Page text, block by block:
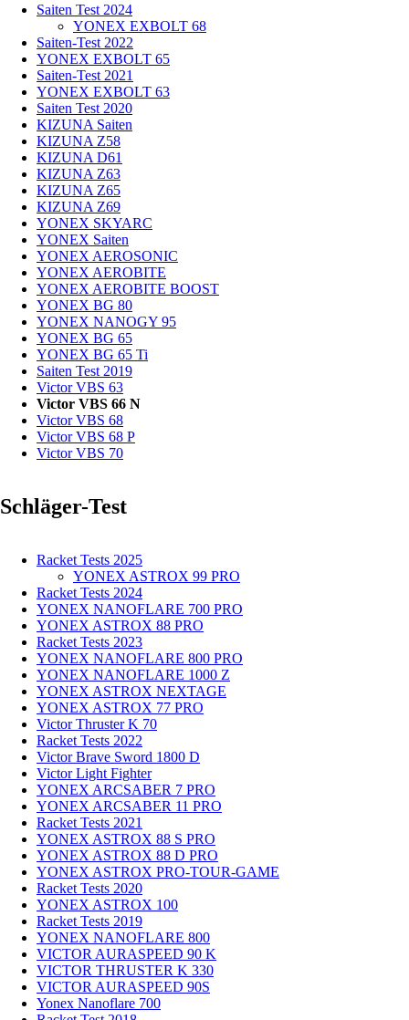
Saiten Test 2024
YONEX EXBOLT 68
Saiten-Test 2022
YONEX EXBOLT 65
Saiten-Test 2021
YONEX EXBOLT 63
Saiten Test 2020
KIZUNA Saiten
KIZUNA Z58
KIZUNA D61
KIZUNA Z63
KIZUNA Z65
KIZUNA Z69
YONEX SKYARC
YONEX Saiten
YONEX AEROSONIC
YONEX AEROBITE
YONEX AEROBITE BOOST
YONEX BG 80
YONEX NANOGY 95
YONEX BG 65
YONEX BG 65 Ti
Saiten Test 2019
Victor VBS 63
Victor VBS 66 N
Victor VBS 68
Victor VBS 68 P
Victor VBS 70
Schläger-Test
Racket Tests 2025
YONEX ASTROX 99 PRO
Racket Tests 2024
YONEX NANOFLARE 700 PRO
YONEX ASTROX 88 PRO
Racket Tests 2023
YONEX NANOFLARE 800 PRO
YONEX NANOFLARE 1000 Z
YONEX ASTROX NEXTAGE
YONEX ASTROX 77 PRO
Victor Thruster K 70
Racket Tests 2022
Victor Brave Sword 1800 D
Victor Light Fighter
YONEX ARCSABER 7 PRO
YONEX ARCSABER 11 PRO
Racket Tests 2021
YONEX ASTROX 88 S PRO
YONEX ASTROX 88 D PRO
YONEX ASTROX PRO-TOUR-GAME
Racket Tests 2020
YONEX ASTROX 100
Racket Tests 2019
YONEX NANOFLARE 800
VICTOR AURASPEED 90 K
VICTOR THRUSTER K 330
VICTOR AURASPEED 90S
Yonex Nanoflare 700